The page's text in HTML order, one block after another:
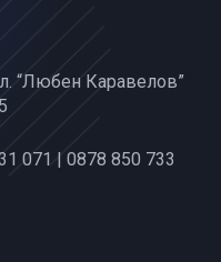
“Любен Каравелов”
071 | 0878 850 733